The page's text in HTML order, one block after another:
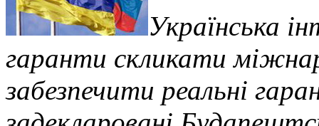
Українська
гаранти скликати
забезпечити реальні